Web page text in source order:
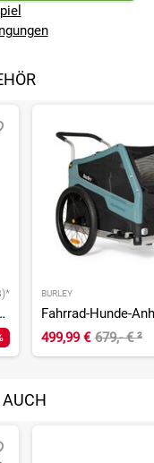
und Buggyrad
BURLEY
Fahrrad-Hunde-
499,99 € 679,- €²